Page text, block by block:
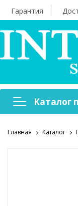
Гарантия
Каталог
Главная Каталог